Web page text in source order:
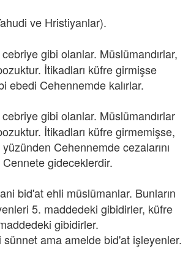
ve Hristiyanlar).
gibi olanlar. Müslümandırlar,
İtikadları küfre girmişse
ebedi Cehennemde kalırlar.
gibi olanlar. Müslümandırlar
İtikadları küfre girmemişse,
Cehennemde cezalarını
gideceklerdir.
bid'at ehli müslümanlar. Bunların
5. maddedeki gibidirler, küfre
gibidirler.
sünnet ama amelde bid'at işleyenler.